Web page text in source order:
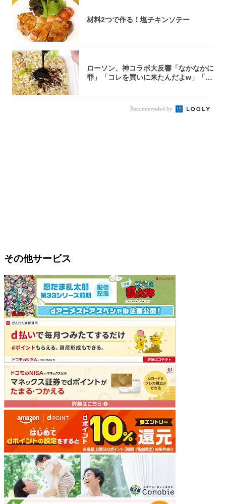
材料2つで作る！塩チキンソテー
ローソン、神コラボ大反響「なかなかに
罪」「コレを買いに来たんだよw」「３
Recommended by
その他サービス